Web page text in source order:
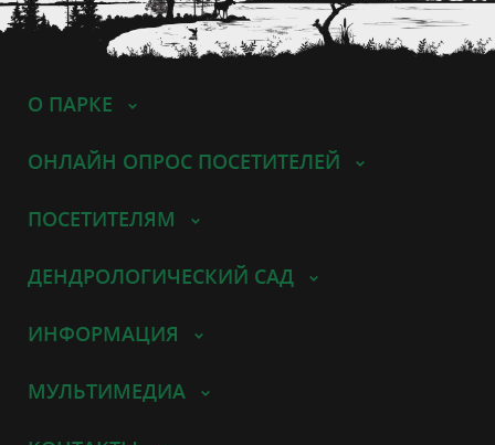
О ПАРКЕ
ОНЛАЙН ОПРОС ПОСЕТИТЕЛЕЙ
ПОСЕТИТЕЛЯМ
ДЕНДРОЛОГИЧЕСКИЙ САД
ИНФОРМАЦИЯ
МУЛЬТИМЕДИА